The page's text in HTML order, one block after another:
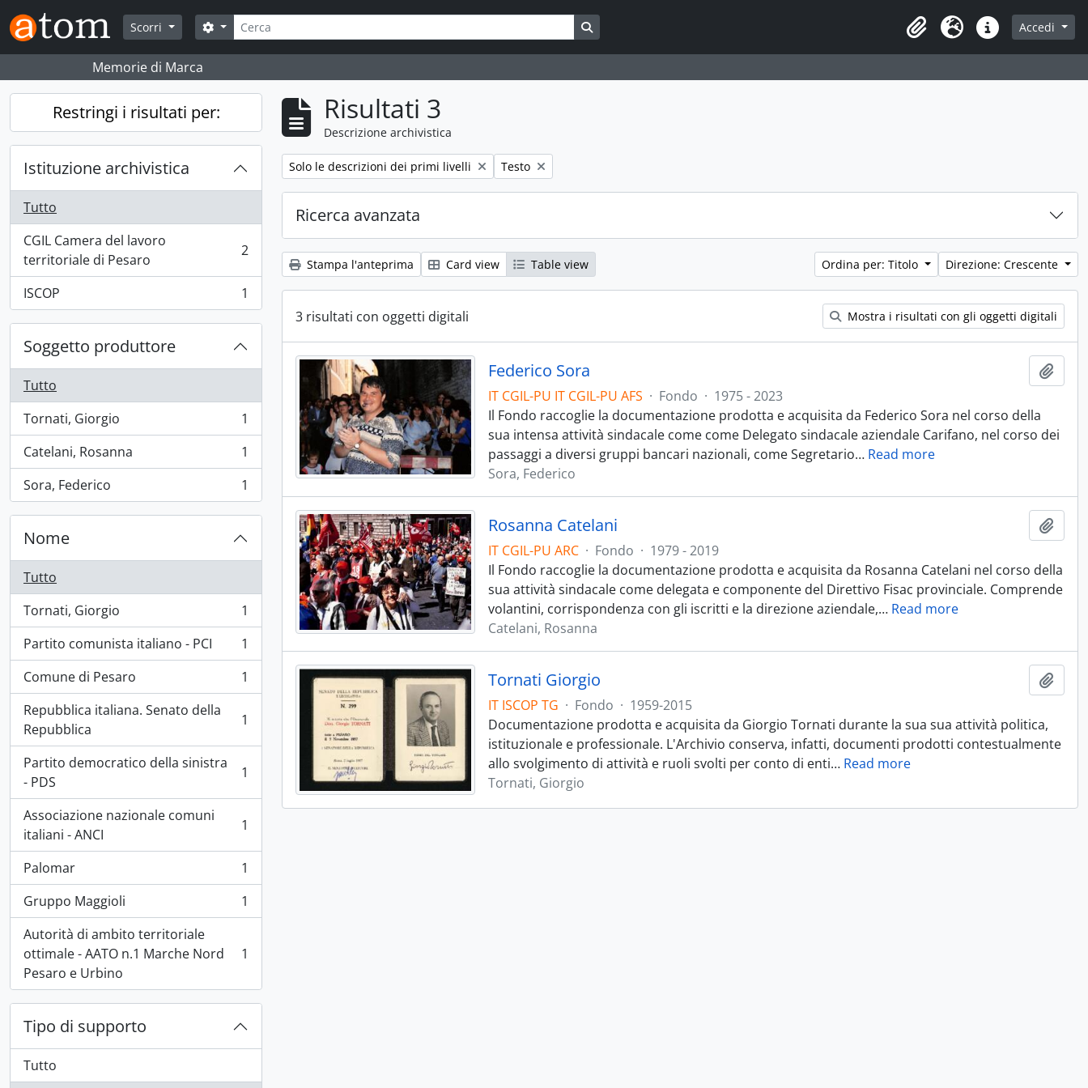
Skip to main content
Scorri
Cerca
Search options
Area di lavoro
Lingua Collegamenti veloci
Accedi
Memorie di Marca
Restringi i risultati per:
Istituzione archivistica
Tutto
CGIL Camera del lavoro
territoriale di Pesaro
, 2 risultati 2
ISCOP
, 1 risultati 1
Soggetto produttore
Tutto
Tornati, Giorgio
, 1 risultati
1
Catelani, Rosanna
, 1 risultati
1
Sora, Federico
, 1 risultati 1
Nome
Tutto
Tornati, Giorgio
, 1 risultati
1
Partito comunista italiano - PCI
, 1 risultati
1
Comune di Pesaro
, 1 risultati
1
Repubblica italiana. Senato della
Repubblica
, 1 risultati 1
Partito democratico della sinistra
- PDS
, 1 risultati 1
Associazione nazionale comuni
italiani - ANCI
, 1 risultati 1
Palomar
, 1 risultati
1
Gruppo Maggioli
, 1 risultati
1
Autorità di ambito territoriale
ottimale - AATO n.1 Marche Nord
Pesaro e Urbino
, 1 risultati 1
Tipo di supporto
Tutto
Risultati 3
Descrizione archivistica
Remove filter:
Solo le descrizioni dei primi livelli Remove filter:
Testo
Ricerca avanzata
Stampa l'anteprima Card view Table view Ordina per: Titolo Direzione: Crescente
3 risultati con oggetti digitali Mostra i risultati con gli oggetti digitali
Federico Sora
IT CGIL-PU IT CGIL-PU AFS · Fondo · 1975 - 2023
Il Fondo raccoglie la documentazione prodotta e acquisita da Federico Sora nel corso della
sua intensa attività sindacale come come Delegato sindacale aziendale Carifano, nel corso dei
passaggi a diversi gruppi bancari nazionali, come Segretario… Read more
Sora, Federico
Rosanna Catelani
IT CGIL-PU ARC · Fondo · 1979 - 2019
Il Fondo raccoglie la documentazione prodotta e acquisita da Rosanna Catelani nel corso della
sua attività sindacale come delegata e componente del Direttivo Fisac provinciale. Comprende
volantini, corrispondenza con gli iscritti e la direzione aziendale,… Read more
Catelani, Rosanna
Tornati Giorgio
IT ISCOP TG · Fondo · 1959-2015
Documentazione prodotta e acquisita da Giorgio Tornati durante la sua sua attività politica,
istituzionale e professionale. L'Archivio conserva, infatti, documenti prodotti contestualmente
allo svolgimento di attività e ruoli svolti per conto di enti… Read more
Tornati, Giorgio